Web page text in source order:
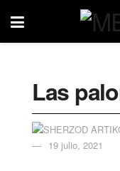
Las
19 julio, 2021